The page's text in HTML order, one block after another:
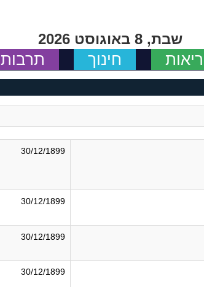
שבת, 8 באוגוסט 2026
חינוך תרבות
30/12/1899
30/12/1899
30/12/1899
30/12/1899